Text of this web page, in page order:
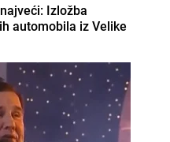
Izložba
automobila iz Velike